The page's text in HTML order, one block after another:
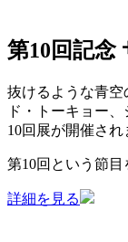
第10回記念
抜けるような青空
ド・トーキョー
10回展が開催され
第10回という節
詳細を見る